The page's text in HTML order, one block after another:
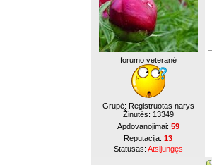
forumo veteranė
Grupė: Registruotas narys
Žinutės: 13349
Apdovanojimai: 59
Reputacija: 13
Statusas: Atsijungęs